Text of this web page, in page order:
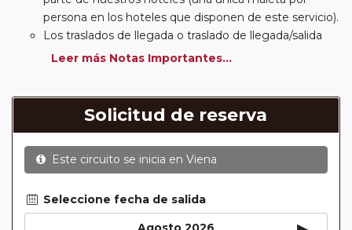
persona en los hoteles que disponen de este servicio).
Los traslados de llegada o traslado de llegada/salida
estarán incluidos según itinerario.
suplemento de media pensión (incluirá un número de
almuerzos o cenas señalado en su itinerario).
En muchos itinerarios le incluimos algunas cenas. En
circuitos clásicos Europeos normalmente las entradas
mientras que en viajes regionales y otros viajes
incluimos muchas de las entradas. En todos los
Leer más Notas Importantes...
Solicitud de reserva
Este circuito se inicia en Viena
Seleccione fecha de salida